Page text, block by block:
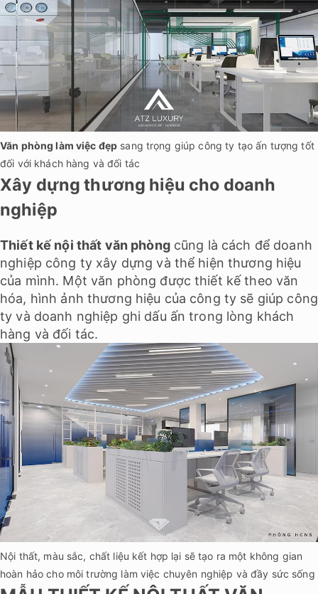
Văn phòng làm việc đẹp sang trọng giúp công ty tạo ấn tượng tốt
đối với khách hàng và đối tác
Xây dựng thương hiệu cho doanh
nghiệp
Thiết kế nội thất văn phòngcũng là cách để doanh
nghiệp công ty xây dựng và thể hiện thương hiệu
của mình. Một văn phòng được thiết kế theo văn
hóa, hình ảnh thương hiệu của công ty sẽ giúp công
ty và doanh nghiệp ghi dấu ấn trong lòng khách
hàng và đối tác.
Nội thất, màu sắc, chất liệu kết hợp lại sẽ tạo ra một không gian
hoàn hảo cho môi trường làm việc chuyên nghiệp và đầy sức sống